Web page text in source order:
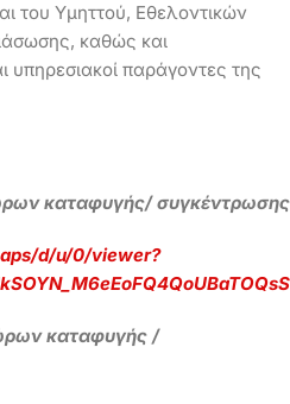
του Υμηττού, Εθελοντικών
καθώς και
υπηρεσιακοί παράγοντες της
καταφυγής/ συγκέντρωσης
d/u/0/viewer?
καταφυγής /